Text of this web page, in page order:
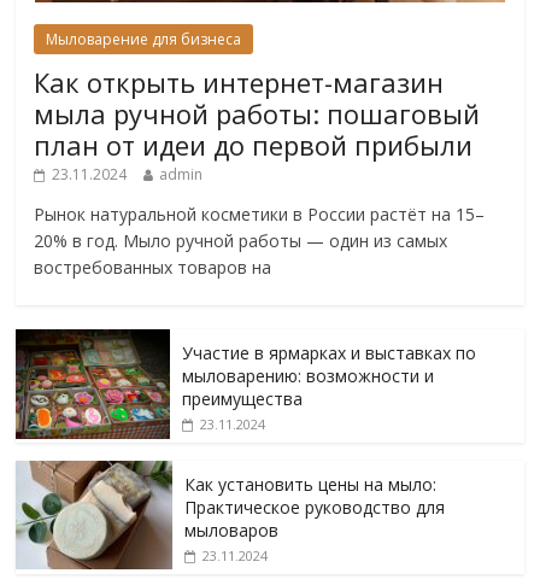
Мыловарение для бизнеса
Как открыть интернет-магазин
мыла ручной работы: пошаговый
план от идеи до первой прибыли
23.11.2024 admin
Рынок натуральной косметики в России растёт на 15–
20% в год. Мыло ручной работы — один из самых
востребованных товаров на
Участие в ярмарках и выставках по
мыловарению: возможности и
преимущества
23.11.2024
Как установить цены на мыло:
Практическое руководство для
мыловаров
23.11.2024